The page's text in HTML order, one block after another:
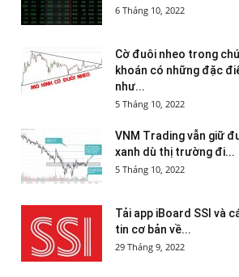
6 Tháng 10, 2022
Cờ đuôi nheo trong
khoán có những đặc
như...
5 Tháng 10, 2022
VNM Trading vẫn giữ
xanh dù thị trường đi...
5 Tháng 10, 2022
Tải app iBoard SSI và
tin cơ bản về...
29 Tháng 9, 2022